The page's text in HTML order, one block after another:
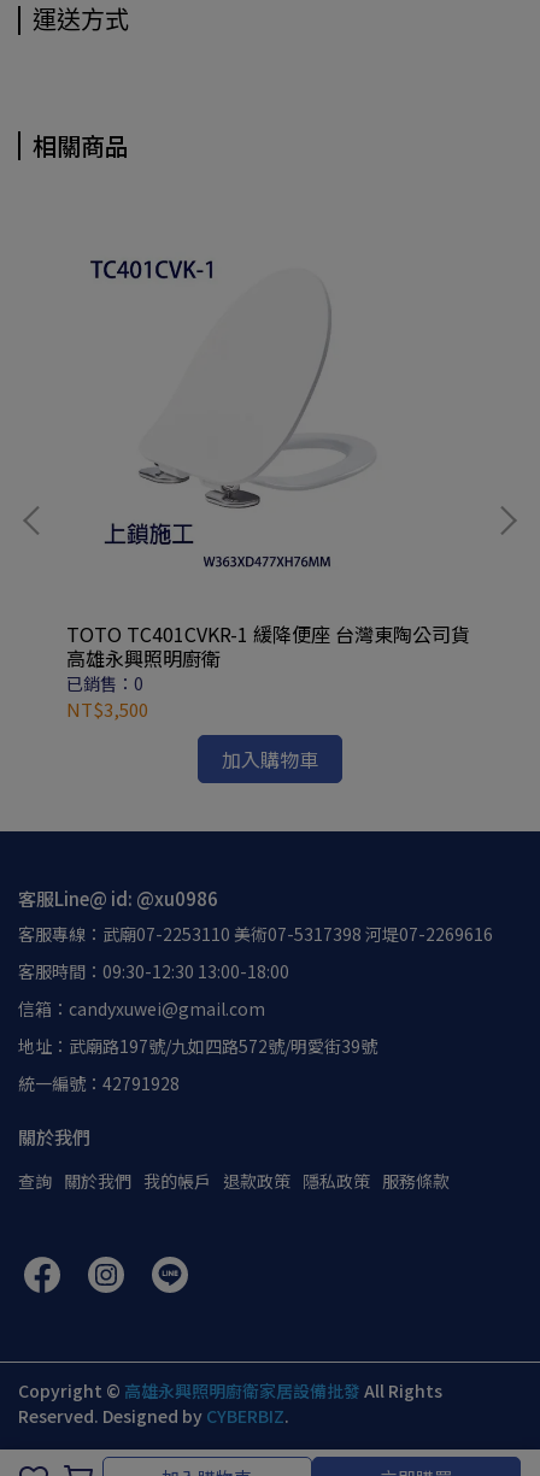
加入購物車
運送方式
相關商品
TOTO TC401CVKR-1 緩降便座 台灣東陶公司貨
高雄永興照明廚衛
已銷售：0
NT$3,500
加入購物車
客服Line@ id: @xu0986
客服專線：武廟07-2253110 美術07-5317398 河堤07-2269616
客服時間：09:30-12:30 13:00-18:00
信箱：candyxuwei@gmail.com
地址：武廟路197號/九如四路572號/明愛街39號
統一編號：42791928
關於我們
查詢 關於我們 我的帳戶 退款政策 隱私政策 服務條款
Copyright © 高雄永興照明廚衛家居設備批發 All Rights
Reserved. Designed by CYBERBIZ.